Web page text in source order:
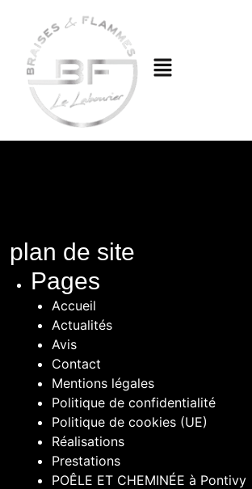
plan de site
Pages
Accueil
Actualités
Avis
Contact
Mentions légales
Politique de confidentialité
Politique de cookies (UE)
Réalisations
Prestations
POÊLE ET CHEMINÉE à Pontivy